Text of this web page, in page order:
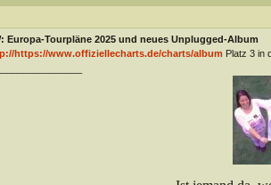
Europa-Tourpläne 2025 und neues Unplugged-Album
https://www.offiziellecharts.de/charts/album Platz 3 in